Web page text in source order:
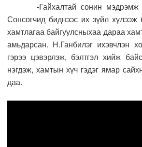
-Гайхалтай сонин мэдрэмж
Сонсогчид биднээс их зүйл
хамтлагаа байгуулсныхаа дараа
амьдарсан. Н.Ганбилэг ихэвчлэн
гэрээ цэвэрлэж, бэлтгэл хийж
нэгдэж, хамтын хүч гэдэг ямар
даа.